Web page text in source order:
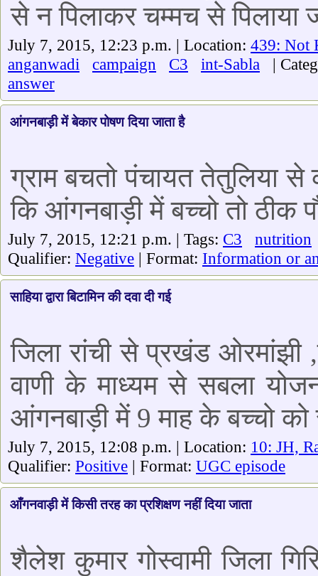
से न पिलाकर चम्मच से पिलाया
July 7, 2015, 12:23 p.m. | Location: 439: Not
anganwadi
campaign C3 int-Sabla |
answer
आंगनबाड़ी में बेकार पोषण दिया जाता है
ग्राम बचतो पंचायत तेतुलिया से
कि आंगनबाड़ी में बच्चो तो ठीक
July 7, 2015, 12:21 p.m. | Tags: C3
nutrition
Qualifier: Negative | Format: Information or
साहिया द्वारा बिटामिन की दवा दी गई
जिला रांची से प्रखंड ओरमांझी
वाणी के माध्यम से सबला
आंगनबाड़ी में 9 माह के बच्चो को
July 7, 2015, 12:08 p.m. | Location: 10: JH,
Qualifier: Positive | Format: UGC episode
आँगनवाड़ी में किसी तरह का प्रशिक्षण नहीं दिया जाता
शैलेश कुमार गोस्वामी जिला